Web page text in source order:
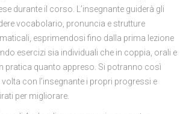
durante il corso. L’insegnante guiderà gli
vocabolario, pronuncia e strutture
esprimendosi fino dalla prima lezione
esercizi sia individuali che in coppia, orali e
pratica quanto appreso. Si potranno così
con l’insegnante i propri progressi e
per migliorare.